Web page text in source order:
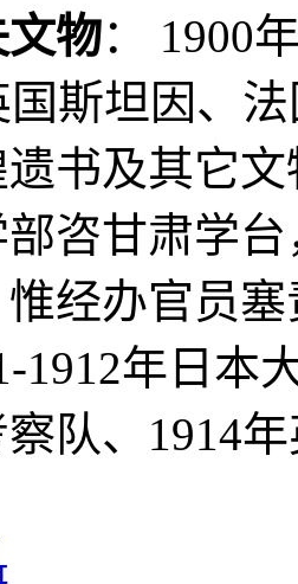
物： 1900
国斯坦因、
书及其它
咨甘肃学
惟经办官员
1912年日本
队、1914